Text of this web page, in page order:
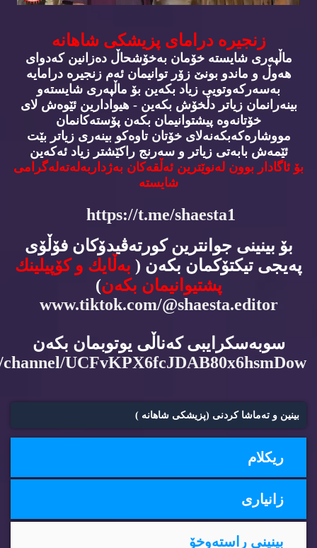
زنجیره‌ درامای پزیشكی شاهانه‌
ماڵپه‌ری شایسته‌ خۆمان به‌خۆشحاڵ ده‌زانین كه‌دوای
هه‌وڵ و ماندو بونێ زۆر توانیمان ئه‌م زنجیره‌ درامایه‌
به‌سه‌ركه‌وتویی زیاد بكه‌ین بۆ ماڵپه‌ری شایسته‌و
بینه‌رانمان زیاتر دڵخۆش بكه‌ین - هیوادارین ئێوه‌ش لای
خۆتانه‌وه‌ پیشتوانیمان بكه‌ن پۆسته‌كانمان
مووشاره‌كه‌بكه‌نه‌لای خۆتان تاوه‌كو بینه‌ری زیاتر بێت
ئێمه‌ش بابه‌تی زیاتر و سه‌رنج راكێشتر زیاد ئه‌كه‌ین
بۆ ئاگادار بوون له‌نوێترین ئه‌ڵقه‌كان به‌ژداربه‌له‌ته‌له‌گرامی
شایسته‌
https://t.me/shaesta1
بۆ بینینی جوانترین كورته‌ڤیدۆكان فۆڵۆی
په‌یجی تیكتۆكمان بكه‌ن ( به‌ڵایك و كۆپیلینك
پشتیوانیمان بكه‌ن)
www.tiktok.com/@shaesta.editor
سوبه‌سكرایبی كه‌ناڵی یوتوبمان بكه‌ن
UCFvKPX6fcJDAB80x6hsmDow
بینین و ته‌ماشا كردنی (پزیشكی شاهانه‌ )
ریكلام
زانیاری
بینینی راسته‌وخۆ